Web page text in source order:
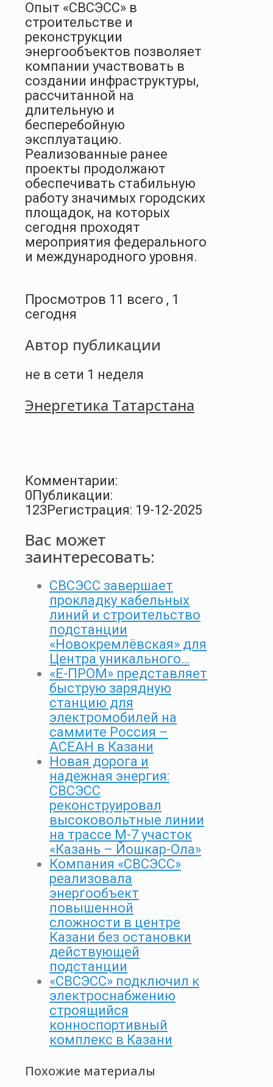
Опыт «СВСЭСС» в
строительстве и
реконструкции
энергообъектов позволяет
компании участвовать в
создании инфраструктуры,
рассчитанной на
длительную и
бесперебойную
эксплуатацию.
Реализованные ранее
проекты продолжают
обеспечивать стабильную
работу значимых городских
площадок, на которых
сегодня проходят
мероприятия федерального
и международного уровня.
Просмотров 11 всего , 1
сегодня
Автор публикации
не в сети 1 неделя
Энергетика Татарстана
Комментарии:
0 Публикации:
123 Регистрация: 19-12-2025
Вас может
заинтересовать:
СВСЭСС завершает
прокладку кабельных
линий и строительство
подстанции
«Новокремлёвская» для
Центра уникального…
«Е-ПРОМ» представляет
быструю зарядную
станцию для
электромобилей на
саммите Россия –
АСЕАН в Казани
Новая дорога и
надежная энергия:
СВСЭСС
реконструировал
высоковольтные линии
на трассе М-7 участок
«Казань – Йошкар-Ола»
Компания «СВСЭСС»
реализовала
энергообъект
повышенной
сложности в центре
Казани без остановки
действующей
подстанции
«СВСЭСС» подключил к
электроснабжению
строящийся
конноспортивный
комплекс в Казани
Похожие материалы